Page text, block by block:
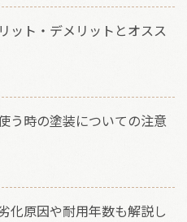
ット・デメリットとオスス
う時の塗装についての注意
化原因や耐用年数も解説し